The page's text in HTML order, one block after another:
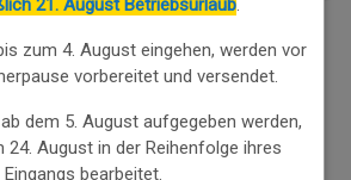
21. August Betriebsurlaub.
zum 4. August eingehen, werden vor
vorbereitet und versendet.
dem 5. August aufgegeben werden,
24. August in der Reihenfolge ihres
Eingangs bearbeitet.